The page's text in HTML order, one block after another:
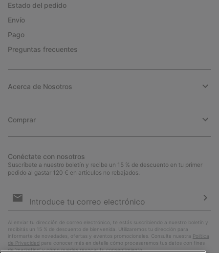
Estado del pedido
Envío
Pago
Preguntas frecuentes
Acerca de Nosotros
Comprar
Conéctate con nosotros
Suscríbete a nuestro boletín y recibe un 15 % de descuento en tu primer
pedido al gastar 120 € en artículos no rebajados.
de
Al enviar tu dirección de correo electrónico, te estás suscribiendo a nuestro boletín y
recibirás un 15 % de descuento de bienvenida. Utilizaremos tu dirección para
informarte de novedades, ofertas y eventos promocionales. Consulta nuestra Política
de Privacidad para conocer más en detalle cómo procesaremos tus datos con fines
de ’marketing’ y cómo puedes revocar tu consentimiento.